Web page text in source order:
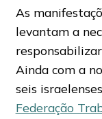
As
levantam a
Ainda com a
seis
Federação